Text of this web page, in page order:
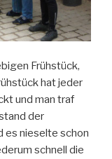
Frühstück,
hat jeder
und man traf
der
es nieselte schon
schnell die